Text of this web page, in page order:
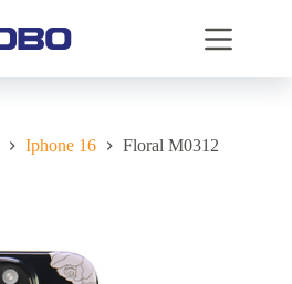
Iphone 16 Floral M0312